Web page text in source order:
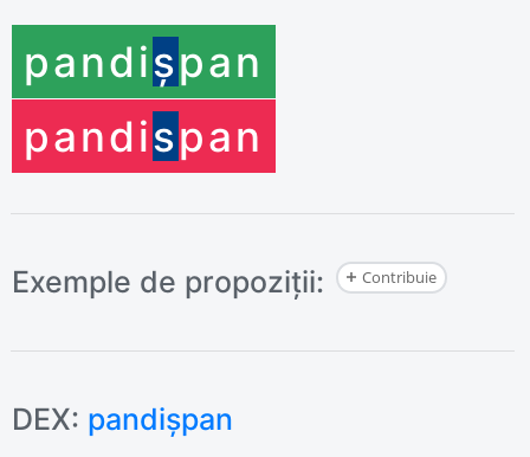
pandișpan
pandispan
Exemple de propoziții: Contribuie
DEX: pandișpan